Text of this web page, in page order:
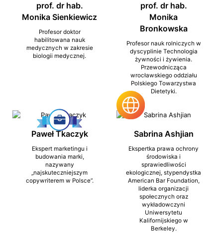
prof. dr hab.
Monika Sienkiewicz
Profesor doktor
habilitowana nauk
medycznych w zakresie
biologii medycznej.
prof. dr hab.
Monika
Bronkowska
Profesor nauk rolniczych w
dyscyplinie Technologia
żywności i żywienia.
Przewodnicząca
wrocławskiego oddziału
Polskiego Towarzystwa
Dietetyki.
Paweł Tkaczyk
Ekspert marketingu i
budowania marki,
nazywany
„najskuteczniejszym
copywriterem w Polsce”.
Sabrina Ashjian
Ekspertka prawa ochrony
środowiska i
sprawiedliwości
ekologicznej, stypendystka
American Bar Foundation,
liderka organizacji
społecznych oraz
wykładowczyni
Uniwersytetu
Kalifornijskiego w
Berkeley.